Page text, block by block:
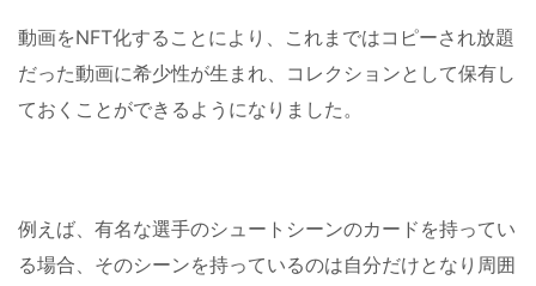
動画をNFT化することにより、これまではコピーされ放題
だった動画に希少性が生まれ、コレクションとして保有し
ておくことができるようになりました。
例えば、有名な選手のシュートシーンのカードを持ってい
る場合、そのシーンを持っているのは自分だけとなり周囲